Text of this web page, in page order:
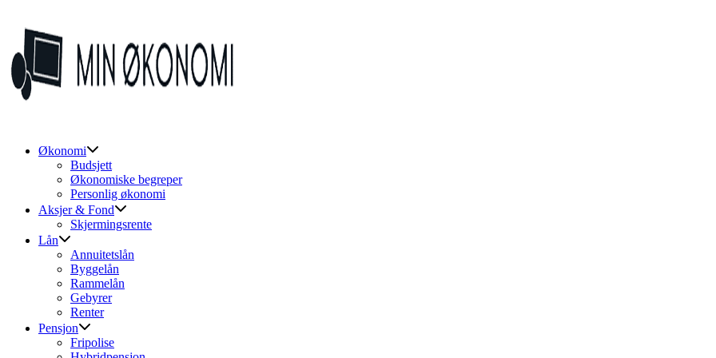
content
Økonomi
Budsjett
Økonomiske begreper
Personlig økonomi
Aksjer & Fond
Skjermingsrente
Lån
Annuitetslån
Byggelån
Rammelån
Gebyrer
Renter
Pensjon
Fripolise